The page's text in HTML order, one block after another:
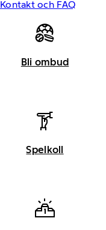
Kontakt och FAQ
Bli ombud
Spelkoll